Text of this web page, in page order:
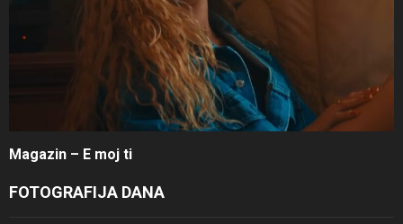
Magazin – E moj ti
FOTOGRAFIJA DANA